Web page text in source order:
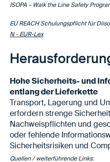
ISOPA – Walk the Line Safety
EU REACH Schulungspflicht für
N - EUR-Lex
Hohe Sicherheits- und
entlang der Lieferkette
Transport, Lagerung und
erfordern strenge
Nachweispflichten und
oder fehlende
Sicherheitsrisiken und
Quellen / weiterführende Links: